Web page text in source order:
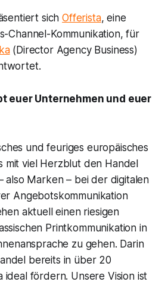
sichOfferista, eine
Channel-Kommunikation, für
(Director Agency Business)
euer Unternehmen und euer
und feuriges europäisches
mit viel Herzblut den Handel
also Marken – bei der digitalen
Angebotskommunikation
aktuell einen riesigen
Printkommunikation in
zu gehen. Darin
bereits in über 20
ideal fördern. Unsere Vision ist